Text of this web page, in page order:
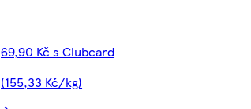
69,90 Kč s Clubcard
(155,33 Kč/kg)